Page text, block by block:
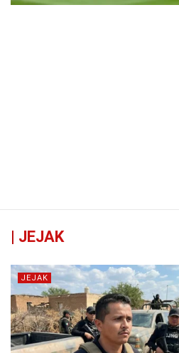
| JEJAK
JEJAK